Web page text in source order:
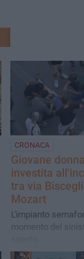
CRONACA
Giovane donna
investita
tra via
Mozart
L'impianto
momento del